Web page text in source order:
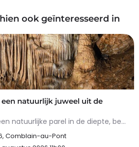
ook geïnteresseerd in
natuurlijk juweel uit de
De Comblain-grot, een natuurlijke parel in de diepte, betovert met zijn spectaculaire concreties. Tijdens het…
Comblain-au-Pont